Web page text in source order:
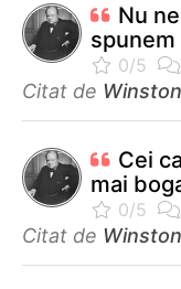
Nu
Citat de
Cei
mai
Citat de